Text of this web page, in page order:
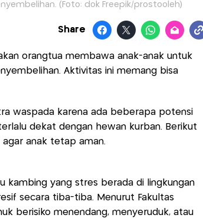
(Foto: dok Freepik/prostooleh)
Share
orangtua membawa anak-anak untuk
Aktivitas ini memang bisa
waspada karena ada beberapa potensi
dekat dengan hewan kurban. Berikut
anak tetap aman.
kambing yang stres berada di lingkungan
secara tiba-tiba. Menurut Fakultas
berisiko menendang, menyeruduk, atau